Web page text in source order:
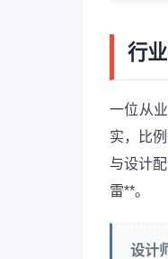
行
一位从
实，比
与设计
雷**。
设计